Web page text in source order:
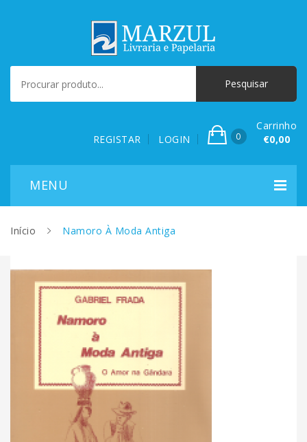
REGISTAR LOGIN 0
Carrinho
€0,00
Início Namoro À Moda Antiga